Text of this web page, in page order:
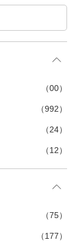
（00）
（992）
（24）
（12）
（75）
（177）